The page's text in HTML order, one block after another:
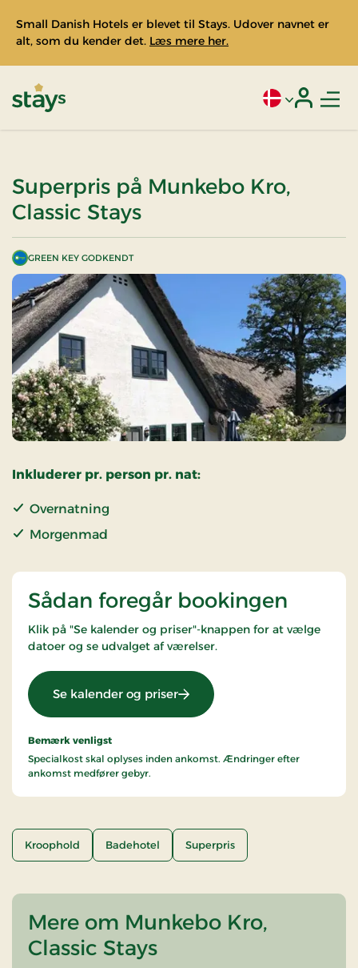
Small Danish Hotels er blevet til Stays. Udover navnet er
alt, som du kender det. Læs mere her.
Aktivt sprog:
Superpris på Munkebo Kro,
Classic Stays
GREEN KEY GODKENDT
Inkluderer pr. person pr. nat:
Overnatning
Morgenmad
Sådan foregår bookingen
Klik på "Se kalender og priser"-knappen for at vælge
datoer og se udvalget af værelser.
Se kalender og priser: Superpris
Bemærk venligst
Specialkost skal oplyses inden ankomst. Ændringer efter
ankomst medfører gebyr.
Kroophold Badehotel Superpris
Mere om Munkebo Kro,
Classic Stays